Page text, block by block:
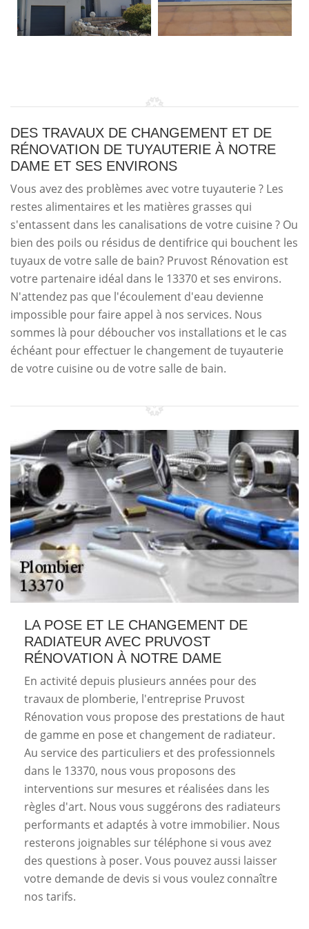
DES TRAVAUX DE CHANGEMENT ET DE
RÉNOVATION DE TUYAUTERIE À NOTRE
DAME ET SES ENVIRONS
Vous avez des problèmes avec votre tuyauterie ? Les
restes alimentaires et les matières grasses qui
s'entassent dans les canalisations de votre cuisine ? Ou
bien des poils ou résidus de dentifrice qui bouchent les
tuyaux de votre salle de bain? Pruvost Rénovation est
votre partenaire idéal dans le 13370 et ses environs.
N'attendez pas que l'écoulement d'eau devienne
impossible pour faire appel à nos services. Nous
sommes là pour déboucher vos installations et le cas
échéant pour effectuer le changement de tuyauterie
de votre cuisine ou de votre salle de bain.
LA POSE ET LE CHANGEMENT DE
RADIATEUR AVEC PRUVOST
RÉNOVATION À NOTRE DAME
En activité depuis plusieurs années pour des
travaux de plomberie, l'entreprise Pruvost
Rénovation vous propose des prestations de haut
de gamme en pose et changement de radiateur.
Au service des particuliers et des professionnels
dans le 13370, nous vous proposons des
interventions sur mesures et réalisées dans les
règles d'art. Nous vous suggérons des radiateurs
performants et adaptés à votre immobilier. Nous
resterons joignables sur téléphone si vous avez
des questions à poser. Vous pouvez aussi laisser
votre demande de devis si vous voulez connaître
nos tarifs.